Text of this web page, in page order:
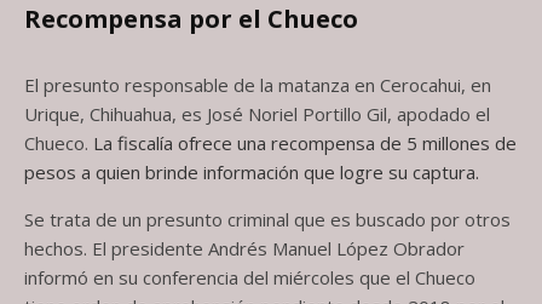
Recompensa por el Chueco
El presunto responsable de la matanza en Cerocahui, en
Urique, Chihuahua, es José Noriel Portillo Gil, apodado el
Chueco. La fiscalía ofrece una recompensa de 5 millones de
pesos a quien brinde información que logre su captura.
Se trata de un presunto criminal que es buscado por otros
hechos. El presidente Andrés Manuel López Obrador
informó en su conferencia del miércoles que el Chueco